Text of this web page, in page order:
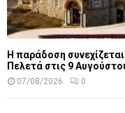
Η παράδοση
Πελετά στις 9
07/08/2026 0